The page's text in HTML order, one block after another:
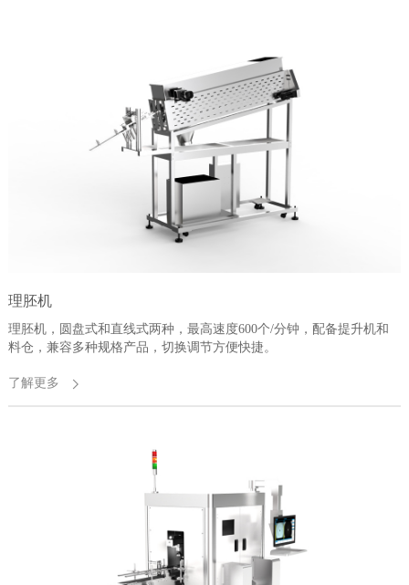
理胚机
理胚机，圆盘式和直线式两种，最高速度600个/分钟，配备提升机和
料仓，兼容多种规格产品，切换调节方便快捷。
了解更多